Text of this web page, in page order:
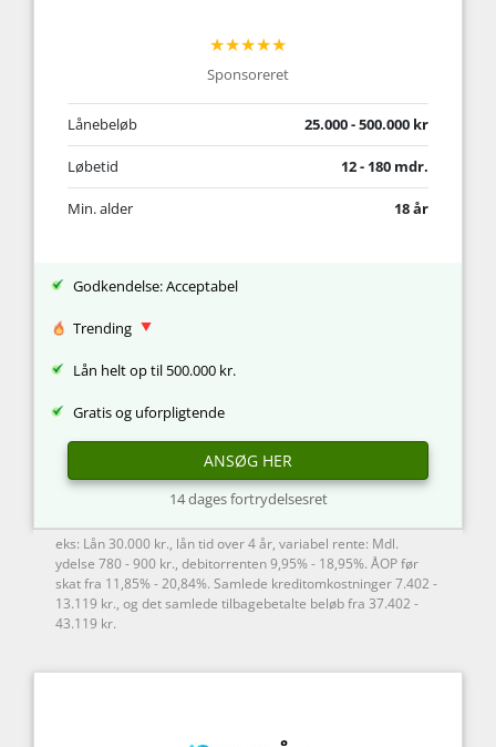
★★★★★
Sponsoreret
Lånebeløb 25.000 - 500.000 kr
Løbetid 12 - 180 mdr.
Min. alder 18 år
Godkendelse: Acceptabel
Trending
Lån helt op til 500.000 kr.
Gratis og uforpligtende
ANSØG HER
14 dages fortrydelsesret
eks: Lån 30.000 kr., lån tid over 4 år, variabel rente: Mdl.
ydelse 780 - 900 kr., debitorrenten 9,95% - 18,95%. ÅOP før
skat fra 11,85% - 20,84%. Samlede kreditomkostninger 7.402 -
13.119 kr., og det samlede tilbagebetalte beløb fra 37.402 -
43.119 kr.